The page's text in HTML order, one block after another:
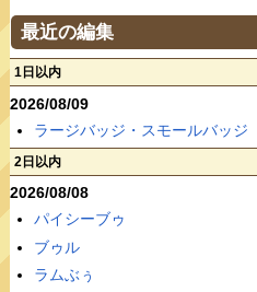
最近の編集
1日以内
2026/08/09
ラージバッジ・スモールバッジ
2日以内
2026/08/08
パイシーブゥ
ブゥル
ラムぶぅ